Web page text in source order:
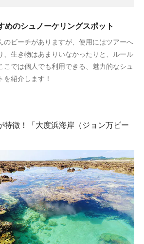
めのシュノーケリングスポット
のビーチがありますが、使用にはツアーへ
、生き物はあまりいなかったりと、ルール
こでは個人でも利用できる、魅力的なシュ
を紹介します！
特徴！「大度浜海岸（ジョン万ビー